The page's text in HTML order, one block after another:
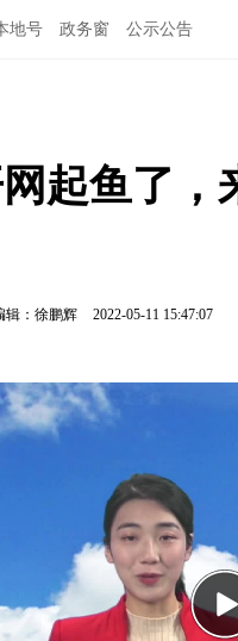
地号 政务窗 公示公告
起鱼了
辑：徐鹏辉 2022-05-11 15:47:07